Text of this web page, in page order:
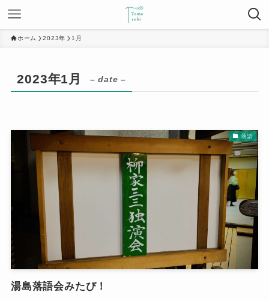
ホーム 2023年 1月
2023年1月 – date –
落語
湯島落語会みたび！